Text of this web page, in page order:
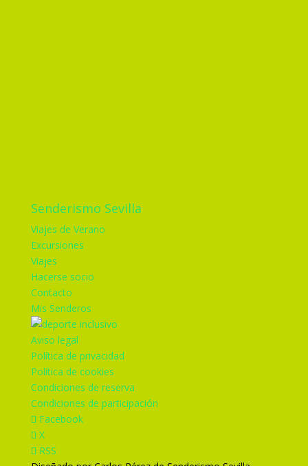
Senderismo Sevilla
Viajes de Verano
Excursiones
Viajes
Hacerse socio
Contacto
Mis Senderos
Aviso legal
Política de privacidad
Política de cookies
Condiciones de reserva
Condiciones de participación
Facebook
X
RSS